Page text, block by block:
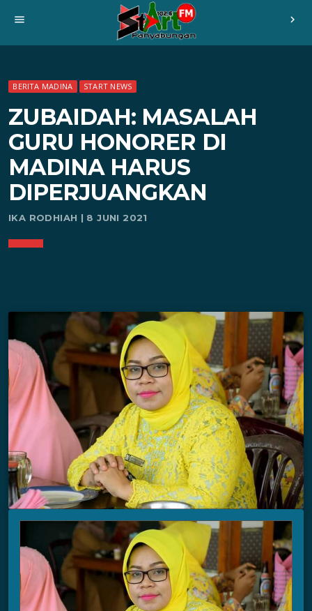
menu chevron_right
BERITA MADINA START NEWS
ZUBAIDAH: MASALAH
GURU HONORER DI
MADINA HARUS
DIPERJUANGKAN
IKA RODHIAH | 8 JUNI 2021